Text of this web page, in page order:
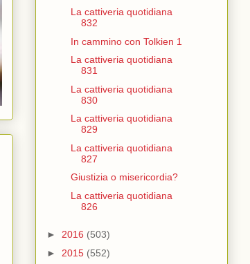
La cattiveria quotidiana
832
In cammino con Tolkien 1
La cattiveria quotidiana
831
La cattiveria quotidiana
830
La cattiveria quotidiana
829
La cattiveria quotidiana
827
Giustizia o misericordia?
La cattiveria quotidiana
826
► 2016 (503)
► 2015 (552)